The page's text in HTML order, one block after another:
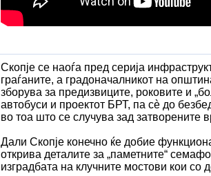
Скопје се наоѓа пред серија
граѓаните, а градоначалникот на
зборува за предизвиците, роковите и
автобуси и проектот БРТ, па сè до
во тоа што се случува зад затворените
Дали Скопје конечно ќе добие
открива деталите за „паметните“
изградбата на клучните мостови кои со